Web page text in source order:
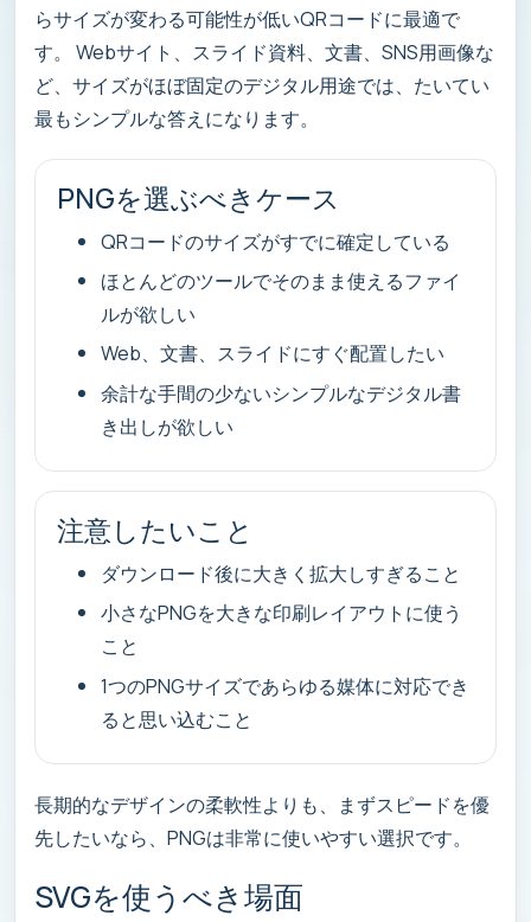
らサイズが変わる可能性が低いQRコードに最適で
す。 Webサイト、スライド資料、文書、SNS用画像な
ど、サイズがほぼ固定のデジタル用途では、たいてい
最もシンプルな答えになります。
PNGを選ぶべきケース
QRコードのサイズがすでに確定している
ほとんどのツールでそのまま使えるファイ
ルが欲しい
Web、文書、スライドにすぐ配置したい
余計な手間の少ないシンプルなデジタル書
き出しが欲しい
注意したいこと
ダウンロード後に大きく拡大しすぎること
小さなPNGを大きな印刷レイアウトに使う
こと
1つのPNGサイズであらゆる媒体に対応でき
ると思い込むこと
長期的なデザインの柔軟性よりも、まずスピードを優
先したいなら、PNGは非常に使いやすい選択です。
SVGを使うべき場面